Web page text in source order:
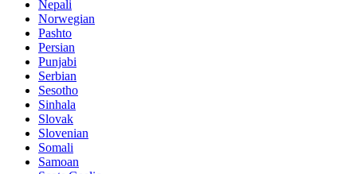
Nepali
Norwegian
Pashto
Persian
Punjabi
Serbian
Sesotho
Sinhala
Slovak
Slovenian
Somali
Samoan